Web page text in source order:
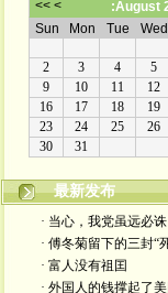
最新发布
· 当心，我党虽远必诛
· 傅冬菊留下的三封“
· 富人没有祖囯
· 外国人的钱撑起了